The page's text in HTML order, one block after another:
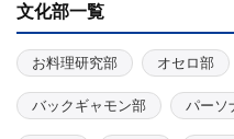
文化部一覧
お料理研究部 オセロ部
バックギャモン部 パーソ